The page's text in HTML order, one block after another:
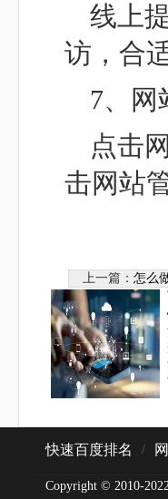
线上
访，合
7、网
点击
击网站
上一篇： 怎么
快速百度排名 /
Copyright © 2010-